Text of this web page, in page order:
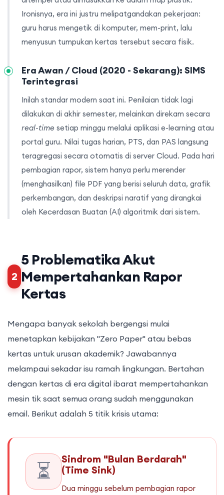
Ironisnya, era ini justru melipatgandakan pekerjaan:
guru harus mengetik di komputer, mem-print, lalu
menyusun tumpukan kertas tersebut secara fisik.
Era Awan / Cloud (2020 - Sekarang): SIMS
Terintegrasi
Inilah standar modern saat ini. Penilaian tidak lagi
dilakukan di akhir semester, melainkan direkam secara
real-time setiap minggu melalui aplikasi e-learning atau
portal guru. Nilai tugas harian, PTS, dan PAS langsung
teragregasi secara otomatis di server Cloud. Pada hari
pembagian rapor, sistem hanya perlu merender
(menghasilkan) file PDF yang berisi seluruh data, grafik
perkembangan, dan deskripsi naratif yang dirangkai
oleh Kecerdasan Buatan (AI) algoritmik dari sistem.
2
5 Problematika Akut
Mempertahankan Rapor
Kertas
Mengapa banyak sekolah bergengsi mulai
menetapkan kebijakan "Zero Paper" atau bebas
kertas untuk urusan akademik? Jawabannya
melampaui sekadar isu ramah lingkungan. Bertahan
dengan kertas di era digital ibarat mempertahankan
mesin tik saat semua orang sudah menggunakan
email. Berikut adalah 5 titik krisis utama:
⏳
Sindrom "Bulan Berdarah"
(Time Sink)
Dua minggu sebelum pembagian rapor